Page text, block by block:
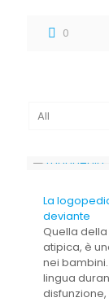
0
All
La
deviante
Quella
atipica, è
nei
lingua
disfunzione,